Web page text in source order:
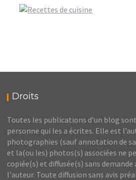
Droits
Toutes les publications d’un blog
personne qui les a écrites. Elle est
photographies (sauf annotation de
et la(ou les) photos(s) associées ne
copiée(s) et diffusée(s) sans
l'auteur. Toute diffusion sans avis